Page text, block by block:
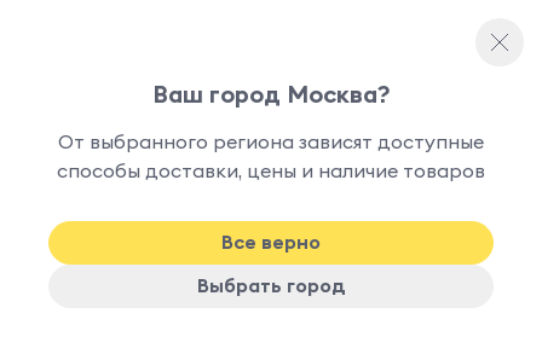
-10%
Ваш город Москва?
От выбранного региона зависят доступные
способы доставки, цены и наличие товаров
Все верно
Выбрать город